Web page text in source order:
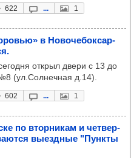
622 ... 1
в Ново­че­бок­сар­
открыл двери с 13 до
(ул.Солнечная д.14).
602 ... 1
по втор­ни­кам и чет­вер­
выез­дные "Пун­кты